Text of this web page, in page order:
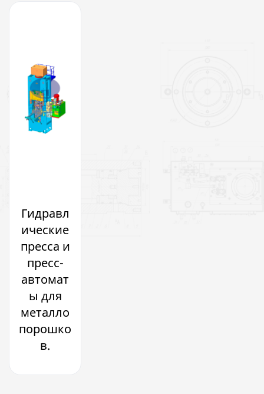
Гидравл
ические
пресса и
пресс-
автомат
ы для
металло
порошко
в.